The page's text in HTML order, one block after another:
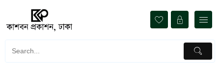
content